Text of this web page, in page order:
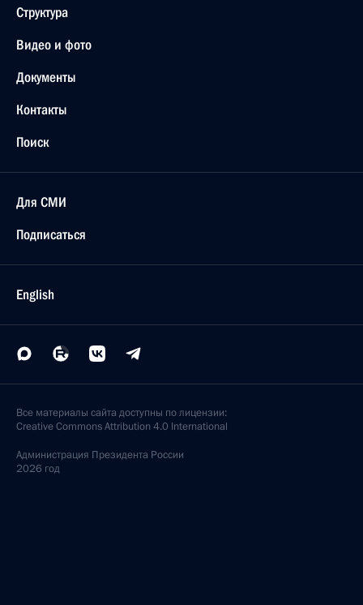
Структура
Видео и фото
Документы
Контакты
Поиск
Для СМИ
Подписаться
English
Все материалы сайта доступны по лицензии:
Creative Commons Attribution 4.0 International
Администрация Президента России
2026 год